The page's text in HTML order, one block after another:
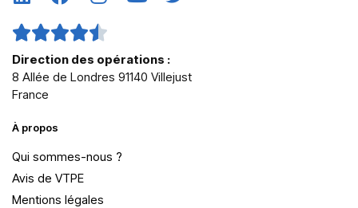
Direction des opérations :
8 Allée de Londres 91140 Villejust
France
À propos
Qui sommes-nous ?
Avis de VTPE
Mentions légales